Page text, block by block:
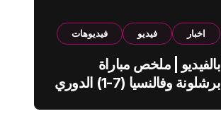
اخبار فيديو فيديوهات
بالفيديو | ملخص مباراة
برشلونة وفالنسيا (7-1) الدوري